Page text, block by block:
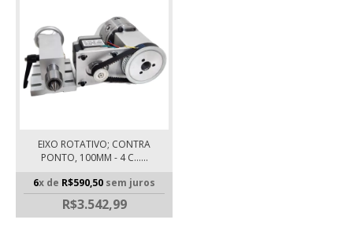
EIXO ROTATIVO; CONTRA
PONTO, 100MM - 4 C......
6x de R$590,50 sem juros
R$3.542,99